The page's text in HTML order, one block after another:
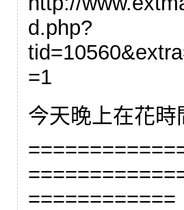
d.php?
=1
今天晚上在花
============